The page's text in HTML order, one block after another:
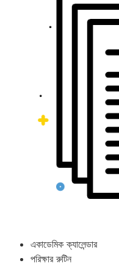
একাডেমিক ক্যালেন্ডার
পরিক্ষার রুটিন